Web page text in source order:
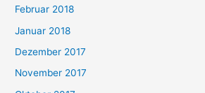
Februar 2018
Januar 2018
Dezember 2017
November 2017